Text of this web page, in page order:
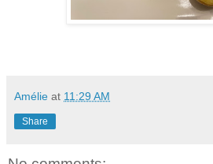
Amélie at 11:29 AM
Share